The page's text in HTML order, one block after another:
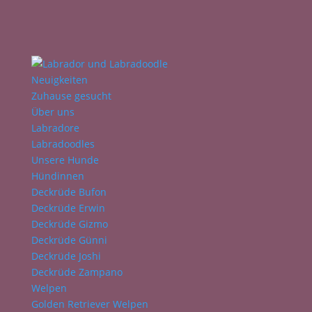
Neuigkeiten
Zuhause gesucht
Über uns
Labradore
Labradoodles
Unsere Hunde
Hündinnen
Deckrüde Bufon
Deckrüde Erwin
Deckrüde Gizmo
Deckrüde Günni
Deckrüde Joshi
Deckrüde Zampano
Welpen
Golden Retriever Welpen